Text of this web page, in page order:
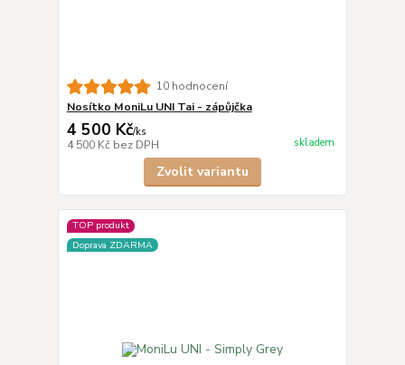
10 hodnocení
Nosítko MoniLu UNI Tai - zápůjčka
4 500 Kč/ks
4 500 Kč bez DPH skladem
Zvolit variantu
TOP produkt
Doprava ZDARMA